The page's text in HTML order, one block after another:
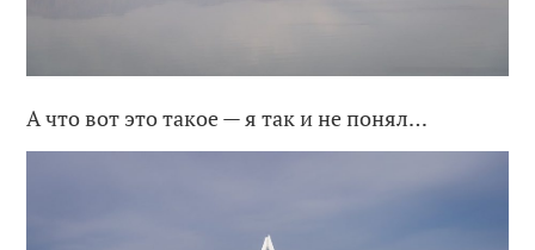
А что вот это такое — я так и не понял…